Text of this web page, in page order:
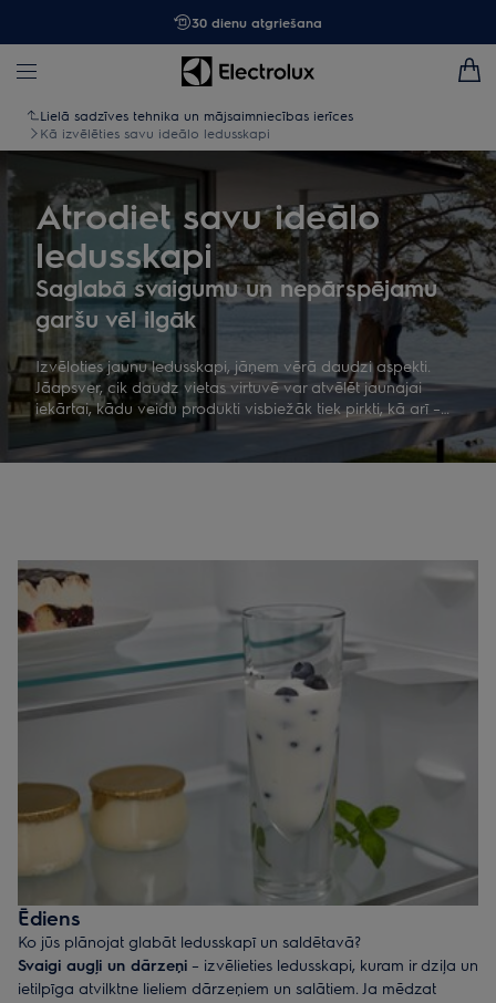
30 dienu atgriešana
Lielā sadzīves tehnika un mājsaimniecības ierīces
Kā izvēlēties savu ideālo ledusskapi
Atrodiet savu ideālo
ledusskapi
Saglabā svaigumu un nepārspējamu
garšu vēl ilgāk
Izvēloties jaunu ledusskapi, jāņem vērā daudzi aspekti.
Jāapsver, cik daudz vietas virtuvē var atvēlēt jaunajai
iekārtai, kādu veidu produkti visbiežāk tiek pirkti, kā arī –
kādas viedās funkcijas jūs vēlētos izmantot savā jaunajā
ledusskapī. Izpētiet mūsu iegādes ceļvedi, un mēs
Ēdiens
Ko jūs plānojat glabāt ledusskapī un saldētavā?
Svaigi augļi un dārzeņi – izvēlieties ledusskapi, kuram ir dziļa un
ietilpīga atvilktne lieliem dārzeņiem un salātiem. Ja mēdzat